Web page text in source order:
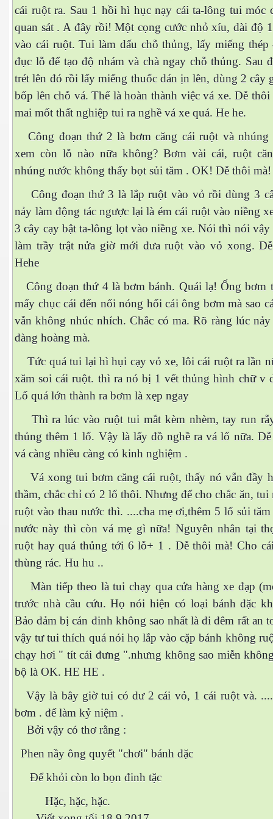
cái ruột ra. Sau 1 hồi hì hục nạy cái ta-lông tui móc
quan sát . A đây rồi! Một cọng cước nhỏ xíu, dài độ
vào cái ruột. Tui làm dấu chỗ thủng, lấy miếng thép
đục lỗ để tạo độ nhám và chà ngay chỗ thủng. Sau
trét lên đó rồi lấy miếng thuốc dán ịn lên, dùng 2 cây
bốp lên chỗ vá. Thế là hoàn thành việc vá xe. Dễ thôi
mai mốt thất nghiệp tui ra nghề vá xe quá. He he.
Công đoạn thứ 2 là bơm căng cái ruột và nhúng
xem còn lỗ nào nữa không? Bơm vài cái, ruột
nhúng nước không thấy bọt sủi tăm . OK! Dễ thôi mà!
Công đoạn thứ 3 là lắp ruột vào vỏ rồi dùng 3
nảy làm động tác ngược lại là ém cái ruột vào niềng
3 cây cạy bật ta-lông lọt vào niềng xe. Nói thì nói
làm trầy trật nửa giờ mới đưa ruột vào vỏ xong.
Hehe
Công đoạn thứ 4 là bơm bánh. Quái lạ! Ống bơm
mấy chục cái đến nổi nóng hổi cái ông bơm mà sao
vẫn không nhúc nhích. Chắc có ma. Rõ ràng lúc
đàng hoàng mà.
Tức quá tui lại hì hụi cạy vỏ xe, lôi cái ruột ra lần
xăm soi cái ruột. thì ra nó bị 1 vết thủng hình chữ v
Lổ quá lớn thành ra bơm là xẹp ngay
Thì ra lúc vào ruột tui mắt kèm nhèm, tay run
thủng thêm 1 lổ. Vậy là lấy đồ nghề ra vá lổ nữa.
vá càng nhiều càng có kinh nghiệm .
Vá xong tui bơm căng cái ruột, thấy nó vẫn đầy
thầm, chắc chỉ có 2 lổ thôi. Nhưng để cho chắc ăn, tui
ruột vào thau nước thì. ....cha mẹ ơi,thêm 5 lổ sủi
nước này thì còn vá mẹ gì nữa! Nguyên nhân tại
ruột hay quá thủng tới 6 lỗ+ 1 . Dễ thôi mà! Cho
thùng rác. Hu hu ..
Màn tiếp theo là tui chạy qua cửa hàng xe đạp
trước nhà cầu cứu. Họ nói hiện có loại bánh đặc
Bảo đảm bị cán đinh không sao nhất là đi đêm rất an
vậy tư tui thích quá nói họ lắp vào cặp bánh không
chạy hơi " tít cái đưng ".nhưng không sao miễn
bộ là OK. HE HE .
Vậy là bây giờ tui có dư 2 cái vỏ, 1 cái ruột và.
bơm . để làm kỷ niệm .
Bởi vậy có thơ rằng :
Phen nầy ông quyết "chơi" bánh đặc
Để khỏi còn lo bọn đinh tặc
Hặc, hặc, hặc.
Hạng